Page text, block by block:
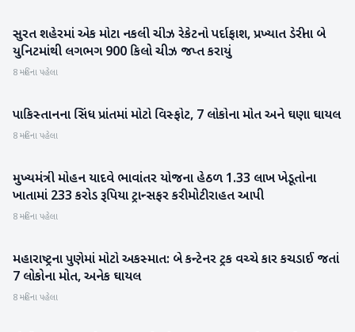
ગુજરાત
સુરત શહેરમાં એક મોટા નકલી ચીઝ રેકેટનો પર્દાફાશ, પ્રખ્યાત ડેરીના બે
યુનિટમાંથી લગભગ 900 કિલો ચીઝ જપ્ત કરાયું
8 મહિના પહેલા
આંતરરાષ્ટ્રીય
પાકિસ્તાનના સિંધ પ્રાંતમાં મોટો વિસ્ફોટ, 7 લોકોના મોત અને ઘણા ઘાયલ
8 મહિના પહેલા
રાષ્ટ્રીય
મુખ્યમંત્રી મોહન યાદવે ભાવાંતર યોજના હેઠળ 1.33 લાખ ખેડૂતોના
ખાતામાં 233 કરોડ રૂપિયા ટ્રાન્સફર કરી મોટી રાહત આપી
8 મહિના પહેલા
રાષ્ટ્રીય
મહારાષ્ટ્રના પુણેમાં મોટો અકસ્માત: બે કન્ટેનર ટ્રક વચ્ચે કાર કચડાઈ જતાં
7 લોકોના મોત, અનેક ઘાયલ
8 મહિના પહેલા